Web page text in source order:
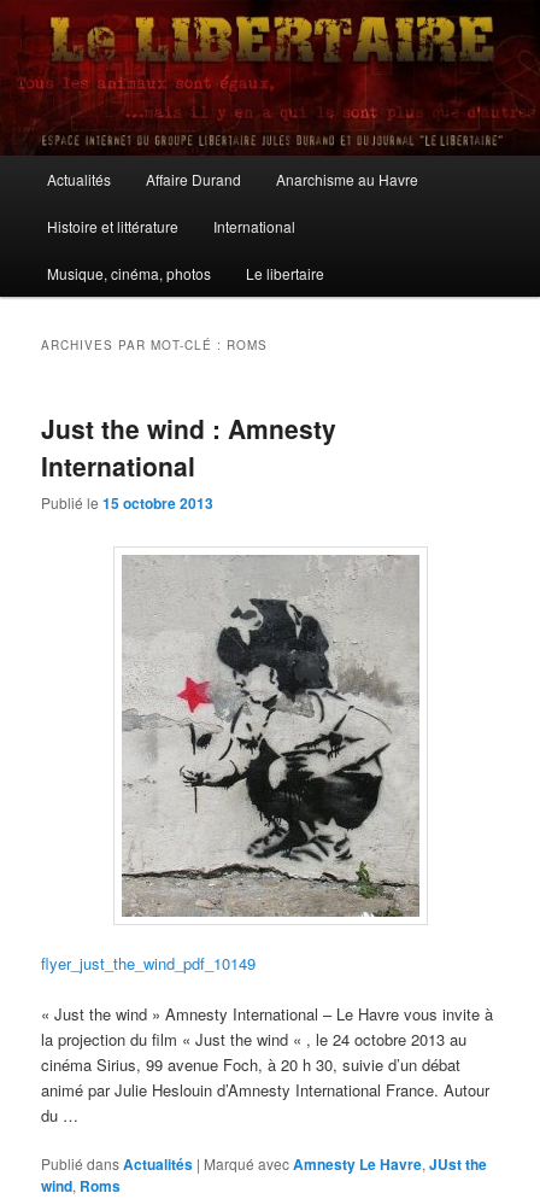
Aller
contenu
principal
Aller
contenu
secondaire
Le Libertaire
principal
Actualités Affaire Durand Anarchisme au Havre
Histoire et littérature International
Musique, cinéma, photos Le libertaire
ARCHIVES PAR MOT-CLÉ : ROMS
Just the wind : Amnesty
International
Publié le15 octobre 2013
flyer_just_the_wind_pdf_10149
« Just the wind » Amnesty International – Le Havre vous invite à
la projection du film « Just the wind « , le 24 octobre 2013 au
cinéma Sirius, 99 avenue Foch, à 20 h 30, suivie d’un débat
animé par Julie Heslouin d’Amnesty International France. Autour
du …
Publié dansActualités | Marqué avecAmnesty Le Havre,JUst the
wind, Roms